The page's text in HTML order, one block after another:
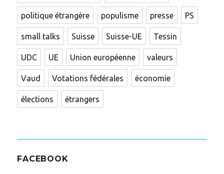
politique étrangère populisme presse PS
small talks Suisse Suisse-UE Tessin
UDC UE Union européenne valeurs
Vaud Votations fédérales économie
élections étrangers
FACEBOOK